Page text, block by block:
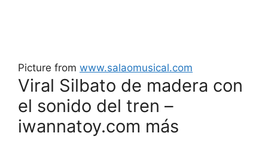
Picture from www.salaomusical.com
Viral Silbato de madera con
el sonido del tren –
iwannatoy.com más